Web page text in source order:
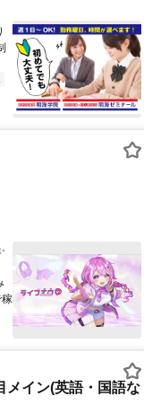
メイン(英語・国語な